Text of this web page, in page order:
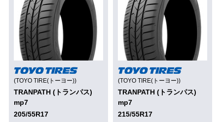
(TOYO TIRE(トーヨー))
TRANPATH (トランパス)
mp7
205/55R17
(TOYO TIRE(トーヨー))
TRANPATH (トランパス)
mp7
215/55R17